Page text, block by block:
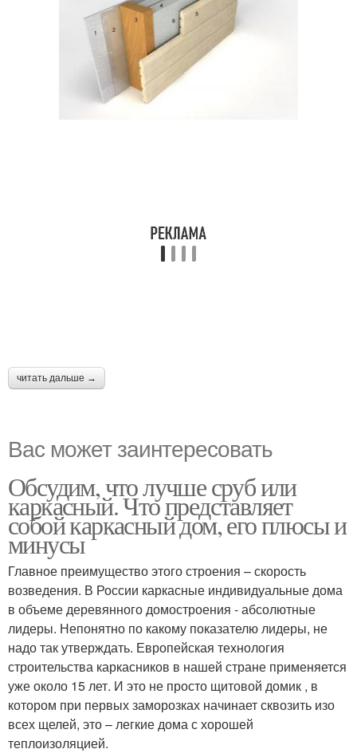
читать дальше →
Вас может заинтересовать
Обсудим, что лучше сруб или
каркасный. Что представляет
собой каркасный дом, его плюсы и
минусы
Главное преимущество этого строения – скорость
возведения. В России каркасные индивидуальные дома
в объеме деревянного домостроения - абсолютные
лидеры. Непонятно по какому показателю лидеры, не
надо так утверждать. Европейская технология
строительства каркасников в нашей стране применяется
уже около 15 лет. И это не просто щитовой домик , в
котором при первых заморозках начинает сквозить изо
всех щелей, это – легкие дома с хорошей
теплоизоляцией.